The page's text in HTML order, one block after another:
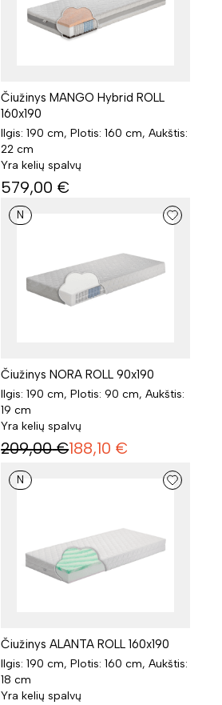
Čiužinys MANGO Hybrid ROLL
160x190
Ilgis: 190 cm, Plotis: 160 cm, Aukštis:
22 cm
Yra kelių spalvų
579,00 €
N
Čiužinys NORA ROLL 90x190
Ilgis: 190 cm, Plotis: 90 cm, Aukštis:
19 cm
Yra kelių spalvų
209,00 €188,10 €
N
Čiužinys ALANTA ROLL 160x190
Ilgis: 190 cm, Plotis: 160 cm, Aukštis:
18 cm
Yra kelių spalvų